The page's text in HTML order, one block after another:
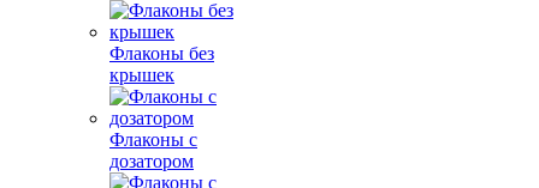
Флаконы без
крышек
Флаконы с
дозатором